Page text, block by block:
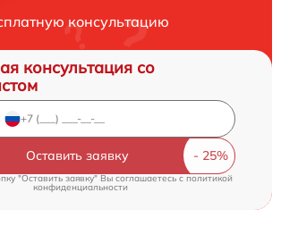
консультацию
консультация со
Оставить заявку
"Оставить заявку" Вы соглашаетесь cполитикой
конфиденциальности